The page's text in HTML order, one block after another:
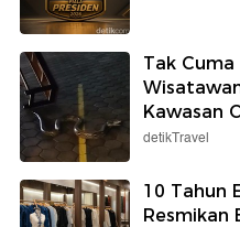
Tak
Kawasan
detikTravel
10 Tahun
Resmikan